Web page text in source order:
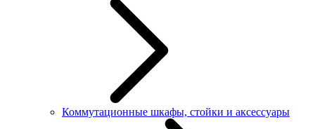
Коммутационные шкафы, стойки и аксессуары